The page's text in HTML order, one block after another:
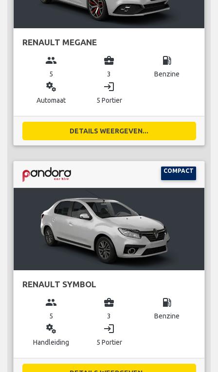
RENAULT MEGANE
group
5
business_center
3
local_gas_station
Benzine
miscellaneous_services
Automaat
login
5 Portier
DETAILS WEERGEVEN...
COMPACT
RENAULT SYMBOL
group
5
business_center
3
local_gas_station
Benzine
miscellaneous_services
Handleiding
login
5 Portier